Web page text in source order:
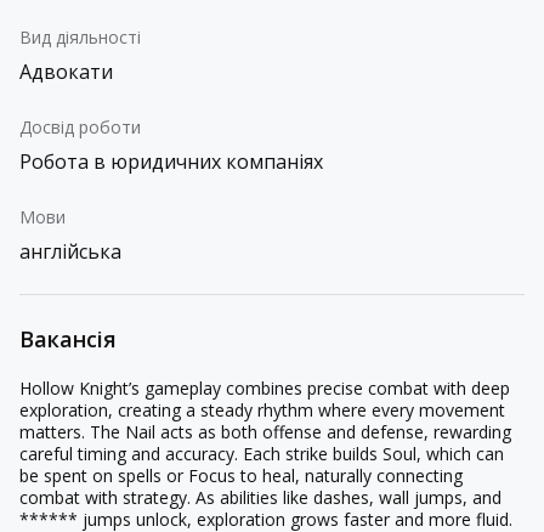
Вид діяльності
Адвокати
Досвід роботи
Робота в юридичних компаніях
Мови
англійська
Вакансія
Hollow Knight’s gameplay combines precise combat with deep
exploration, creating a steady rhythm where every movement
matters. The Nail acts as both offense and defense, rewarding
careful timing and accuracy. Each strike builds Soul, which can
be spent on spells or Focus to heal, naturally connecting
combat with strategy. As abilities like dashes, wall jumps, and
****** jumps unlock, exploration grows faster and more fluid.